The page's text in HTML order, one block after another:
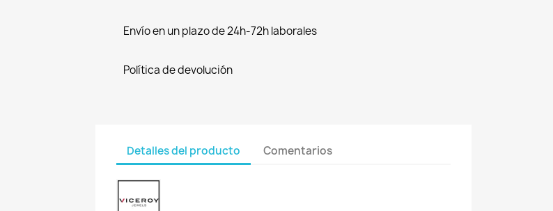
Envío en un plazo de 24h-72h laborales
Política de devolución
Detalles del producto Comentarios